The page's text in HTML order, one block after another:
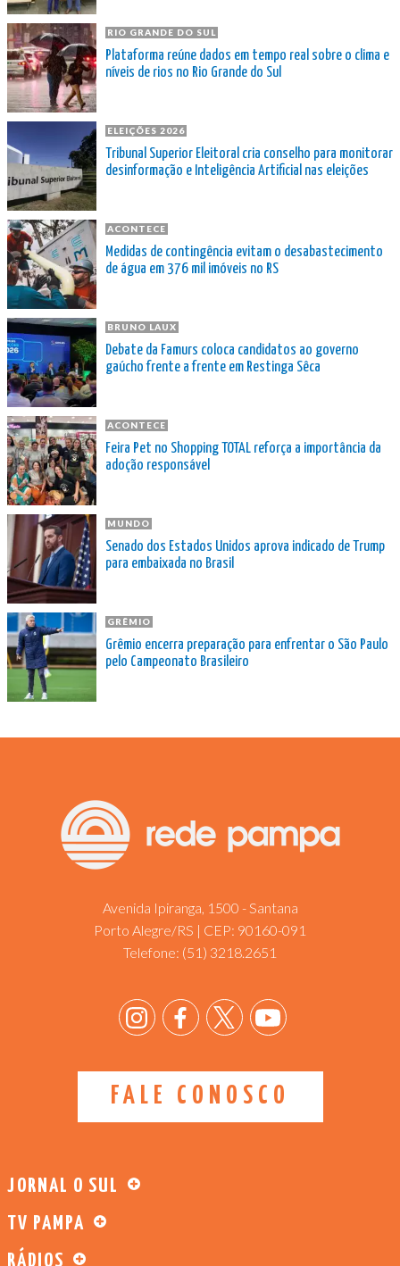
RIO GRANDE DO SUL
Plataforma reúne dados em tempo real sobre o clima e
níveis de rios no Rio Grande do Sul
ELEIÇÕES 2026
Tribunal Superior Eleitoral cria conselho para monitorar
desinformação e Inteligência Artificial nas eleições
ACONTECE
Medidas de contingência evitam o desabastecimento
de água em 376 mil imóveis no RS
BRUNO LAUX
Debate da Famurs coloca candidatos ao governo
gaúcho frente a frente em Restinga Sêca
ACONTECE
Feira Pet no Shopping TOTAL reforça a importância da
adoção responsável
MUNDO
Senado dos Estados Unidos aprova indicado de Trump
para embaixada no Brasil
GRÊMIO
Grêmio encerra preparação para enfrentar o São Paulo
pelo Campeonato Brasileiro
Avenida Ipiranga, 1500 - Santana
Porto Alegre/RS | CEP: 90160-091
Telefone: (51) 3218.2651
FALE CONOSCO
JORNAL O SUL
TV PAMPA
RÁDIOS